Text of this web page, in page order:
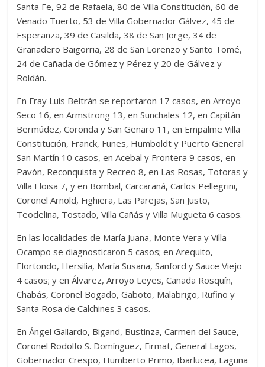
Santa Fe, 92 de Rafaela, 80 de Villa Constitución, 60 de
Venado Tuerto, 53 de Villa Gobernador Gálvez, 45 de
Esperanza, 39 de Casilda, 38 de San Jorge, 34 de
Granadero Baigorria, 28 de San Lorenzo y Santo Tomé,
24 de Cañada de Gómez y Pérez y 20 de Gálvez y
Roldán.
En Fray Luis Beltrán se reportaron 17 casos, en Arroyo
Seco 16, en Armstrong 13, en Sunchales 12, en Capitán
Bermúdez, Coronda y San Genaro 11, en Empalme Villa
Constitución, Franck, Funes, Humboldt y Puerto General
San Martín 10 casos, en Acebal y Frontera 9 casos, en
Pavón, Reconquista y Recreo 8, en Las Rosas, Totoras y
Villa Eloisa 7, y en Bombal, Carcarañá, Carlos Pellegrini,
Coronel Arnold, Fighiera, Las Parejas, San Justo,
Teodelina, Tostado, Villa Cañás y Villa Mugueta 6 casos.
En las localidades de María Juana, Monte Vera y Villa
Ocampo se diagnosticaron 5 casos; en Arequito,
Elortondo, Hersilia, María Susana, Sanford y Sauce Viejo
4 casos; y en Álvarez, Arroyo Leyes, Cañada Rosquín,
Chabás, Coronel Bogado, Gaboto, Malabrigo, Rufino y
Santa Rosa de Calchines 3 casos.
En Ángel Gallardo, Bigand, Bustinza, Carmen del Sauce,
Coronel Rodolfo S. Domínguez, Firmat, General Lagos,
Gobernador Crespo, Humberto Primo, Ibarlucea, Laguna